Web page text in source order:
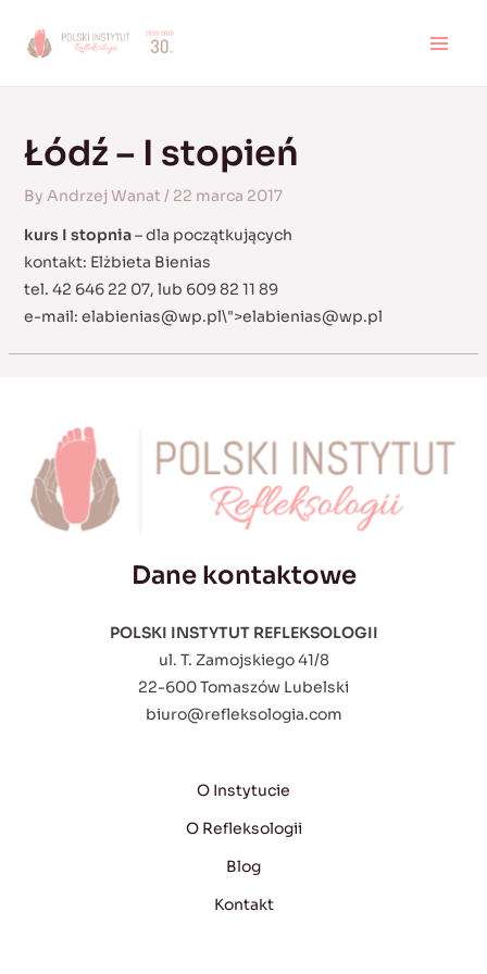
Łódź – I stopień
By Andrzej Wanat/ 22 marca 2017
kurs I stopnia– dla początkujących
kontakt: Elżbieta Bienias
tel. 42 646 22 07, lub 609 82 11 89
e-mail: elabienias@wp.pl\">elabienias@wp.pl
Dane kontaktowe
POLSKI INSTYTUT REFLEKSOLOGII
ul. T. Zamojskiego 41/8
22-600 Tomaszów Lubelski
biuro@refleksologia.com
O Instytucie
O Refleksologii
Blog
Kontakt